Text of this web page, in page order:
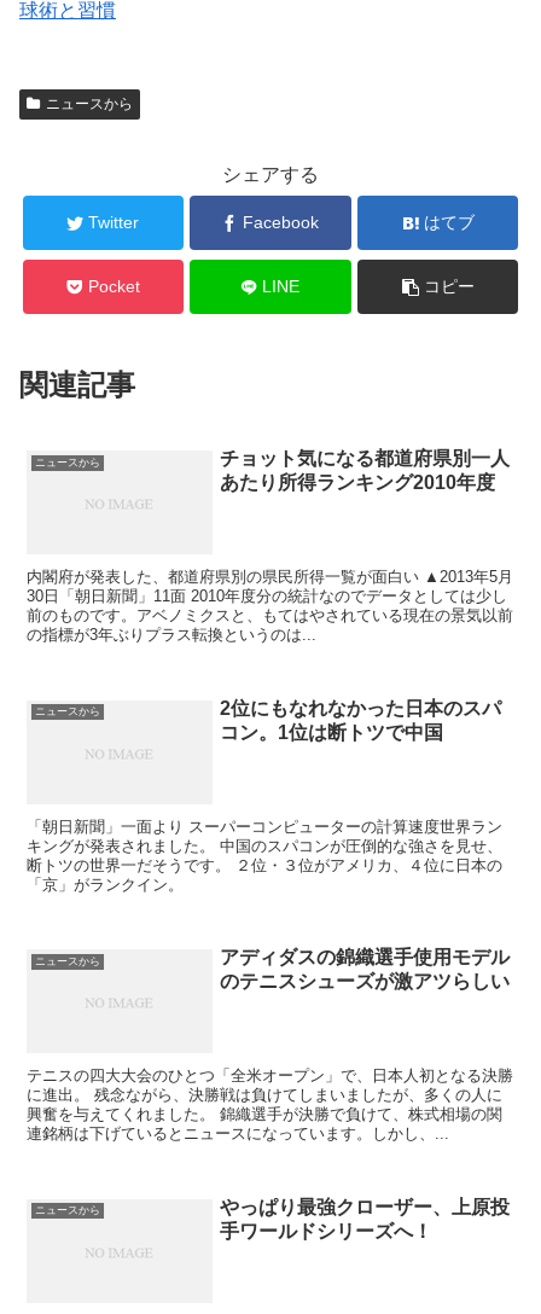
球術と習慣
ニュースから
シェアする
Twitter Facebook はてブ
Pocket LINE コピー
関連記事
ニュースから
チョット気になる都道府県別一人
あたり所得ランキング2010年度
内閣府が発表した、都道府県別の県民所得一覧が面白い ▲2013年5月
30日「朝日新聞」11面 2010年度分の統計なのでデータとしては少し
前のものです。アベノミクスと、もてはやされている現在の景気以前
の指標が3年ぶりプラス転換というのは...
ニュースから
2位にもなれなかった日本のスパ
コン。1位は断トツで中国
「朝日新聞」一面より スーパーコンピューターの計算速度世界ラン
キングが発表されました。 中国のスパコンが圧倒的な強さを見せ、
断トツの世界一だそうです。 ２位・３位がアメリカ、４位に日本の
「京」がランクイン。
ニュースから
アディダスの錦織選手使用モデル
のテニスシューズが激アツらしい
テニスの四大大会のひとつ「全米オープン」で、日本人初となる決勝
に進出。 残念ながら、決勝戦は負けてしまいましたが、多くの人に
興奮を与えてくれました。 錦織選手が決勝で負けて、株式相場の関
連銘柄は下げているとニュースになっています。しかし、...
ニュースから
やっぱり最強クローザー、上原投
手ワールドシリーズへ！